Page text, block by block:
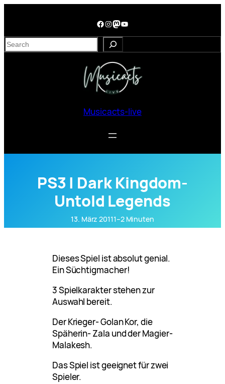
Facebook InstagramMastodon YouTube
S
e
Musicacts-live
PS3 | Dark Kingdom-
Untold Legends
13. März 20111–2 Minuten
Dieses Spiel ist absolut genial.
Ein Süchtigmacher!
3 Spielkarakter stehen zur
Auswahl bereit.
Der Krieger- Golan Kor, die
Späherin- Zala und der Magier-
Malakesh.
Das Spiel ist geeignet für zwei
Spieler.